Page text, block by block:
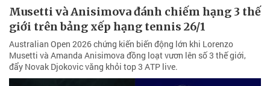
Musetti và Anisimova đánh chiếm hạng 3 thế
giới trên bảng xếp hạng tennis 26/1
Australian Open 2026 chứng kiến biến động lớn khi Lorenzo
Musetti và Amanda Anisimova đồng loạt vươn lên số 3 thế giới,
đẩy Novak Djokovic văng khỏi top 3 ATP live.